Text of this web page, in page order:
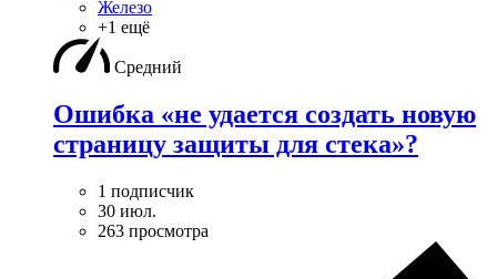
Железо
+1 ещё
Средний
Ошибка «не удается создать новую
страницу защиты для стека»?
1 подписчик
30 июл.
263 просмотра